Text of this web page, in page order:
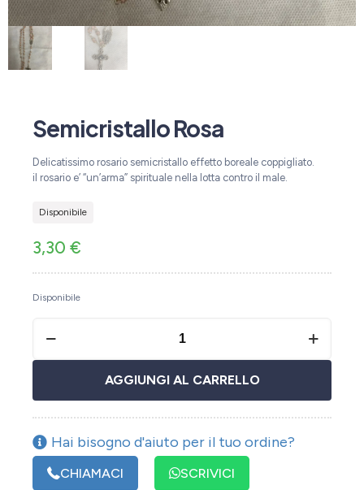
Semicristallo Rosa
Delicatissimo rosario semicristallo effetto boreale coppigliato.
il rosario e’ “un’arma” spirituale nella lotta contro il male.
Disponibile
3,30 €
Disponibile
AGGIUNGI AL CARRELLO
Hai bisogno d'aiuto per il tuo ordine?
CHIAMACI SCRIVICI